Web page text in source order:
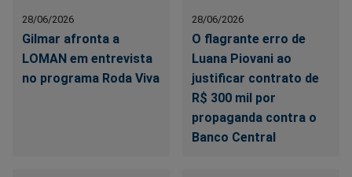
28/06/2026
Gilmar afronta a
LOMAN em entrevista
no programa Roda Viva
28/06/2026
O flagrante erro de
Luana Piovani ao
justificar contrato de
R$ 300 mil por
propaganda contra o
Banco Central